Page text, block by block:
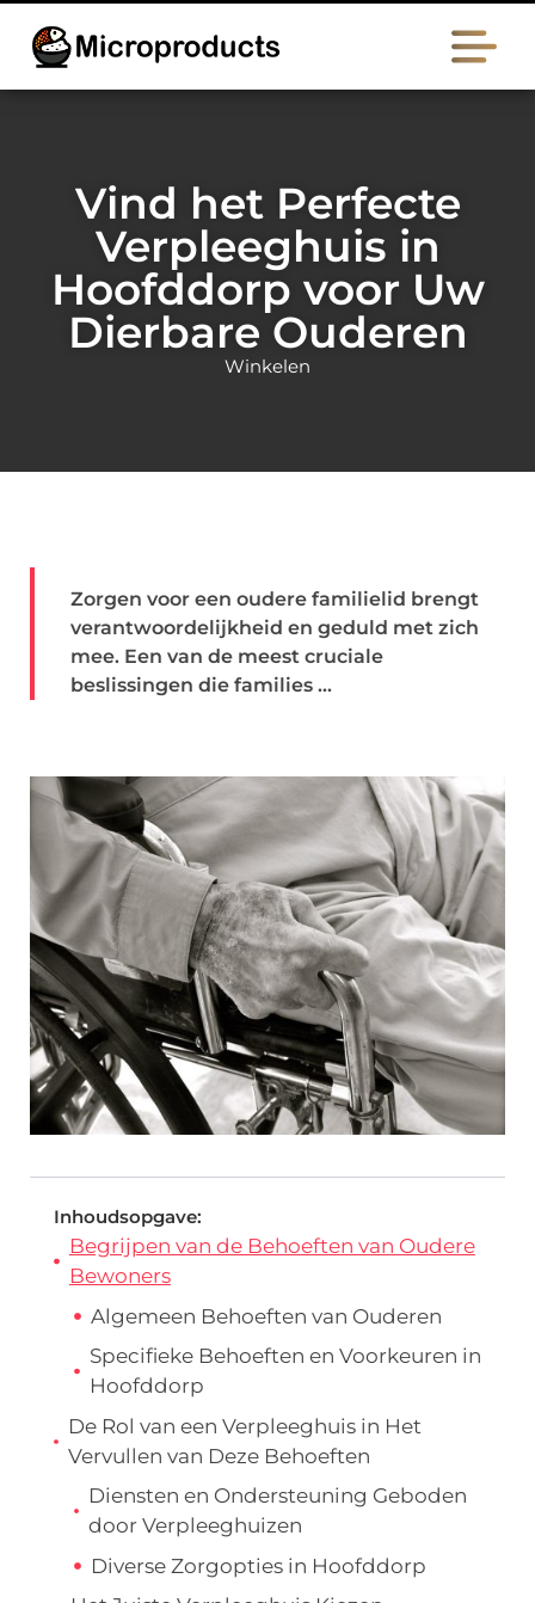
Vind het Perfecte
Verpleeghuis in
Hoofddorp voor Uw
Dierbare Ouderen
Winkelen
Zorgen voor een oudere familielid brengt
verantwoordelijkheid en geduld met zich
mee. Een van de meest cruciale
beslissingen die families ...
Inhoudsopgave:
Begrijpen van de Behoeften van Oudere
Bewoners
Algemeen Behoeften van Ouderen
Specifieke Behoeften en Voorkeuren in
Hoofddorp
De Rol van een Verpleeghuis in Het
Vervullen van Deze Behoeften
Diensten en Ondersteuning Geboden
door Verpleeghuizen
Diverse Zorgopties in Hoofddorp